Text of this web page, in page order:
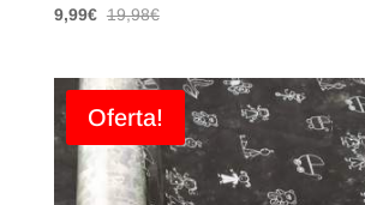
9,99€ 19,98€
Oferta!